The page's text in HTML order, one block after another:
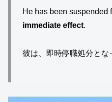
He has been suspended
immediate effect.
彼は、即時停職処分とな